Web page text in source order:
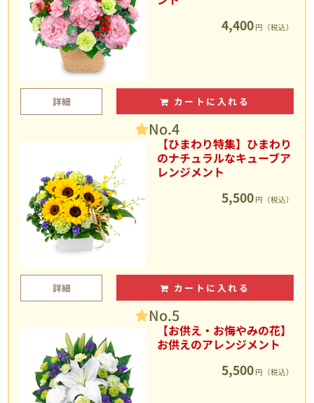
4,400 円（税込）
詳細 カートに入れる
No.4
【ひまわり特集】ひまわり
のナチュラルなキューブア
レンジメント
5,500 円（税込）
詳細 カートに入れる
No.5
【お供え・お悔やみの花】
お供えのアレンジメント
5,500 円（税込）